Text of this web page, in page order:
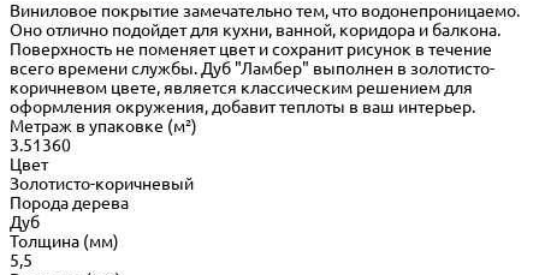
Виниловое покрытие замечательно тем, что водонепроницаемо.
Оно отлично подойдет для кухни, ванной, коридора и балкона.
Поверхность не поменяет цвет и сохранит рисунок в течение
всего времени службы. Дуб "Ламбер" выполнен в золотисто-
коричневом цвете, является классическим решением для
оформления окружения, добавит теплоты в ваш интерьер.
Метраж в упаковке (м²)
3.51360
Цвет
Золотисто-коричневый
Порода дерева
Дуб
Толщина (мм)
5,5